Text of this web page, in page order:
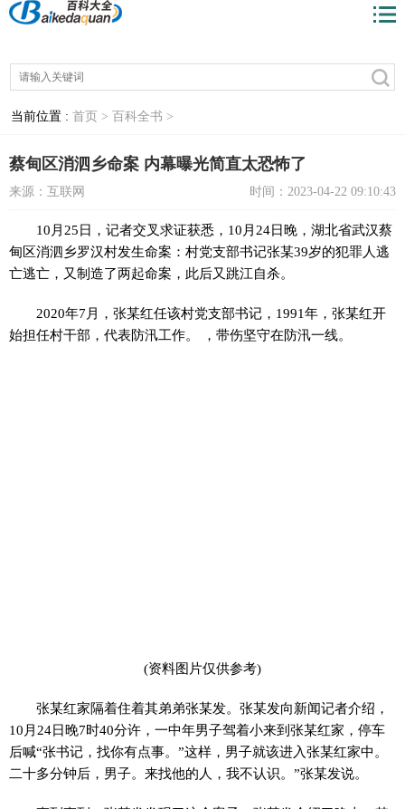
当前位置 : 首页 > 百科全书 >
蔡甸区消泗乡命案 内幕曝光简直太恐怖了
来源：互联网 时间：2023-04-22 09:10:43
10月25日，记者交叉求证获悉，10月24日晚，湖北省武汉蔡
甸区消泗乡罗汉村发生命案：村党支部书记张某39岁的犯罪人逃
亡逃亡，又制造了两起命案，此后又跳江自杀。
2020年7月，张某红任该村党支部书记，1991年，张某红开
始担任村干部，代表防汛工作。 ，带伤坚守在防汛一线。
(资料图片仅供参考)
张某红家隔着住着其弟弟张某发。张某发向新闻记者介绍，
10月24日晚7时40分许，一中年男子驾着小来到张某红家，停车
后喊“张书记，找你有点事。”这样，男子就该进入张某红家中。
二十多分钟后，男子。来找他的人，我不认识。”张某发说。